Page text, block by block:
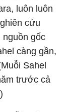
luôn luôn
cứu
gốc
càng gần,
Sahel
trước cả